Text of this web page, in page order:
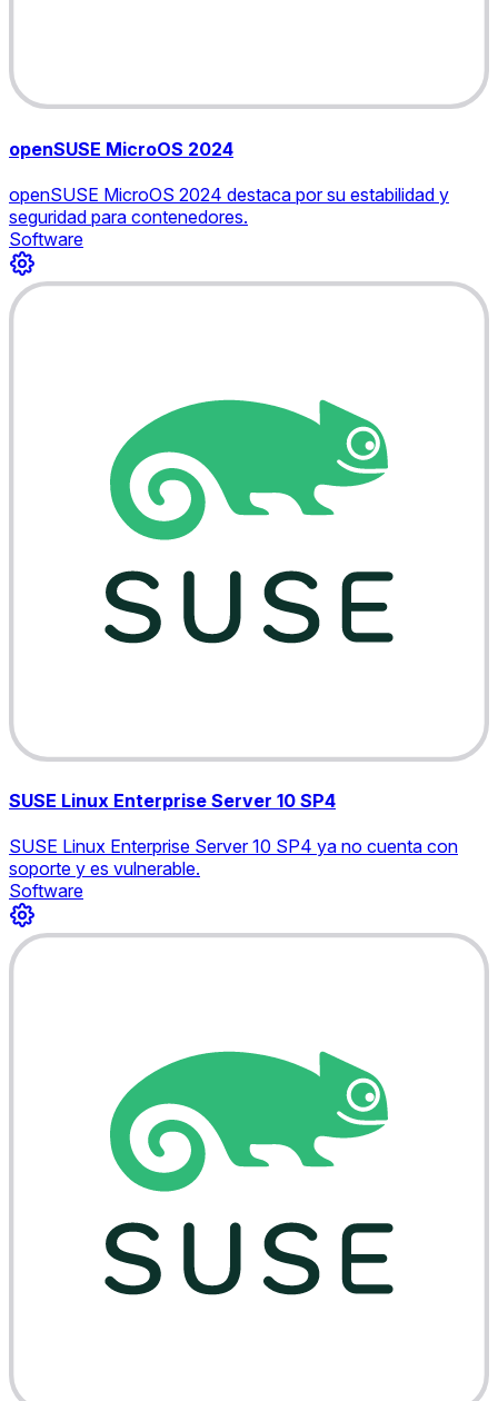
openSUSE MicroOS 2024
openSUSE MicroOS 2024 destaca por su estabilidad y
seguridad para contenedores.
Software
SUSE Linux Enterprise Server 10 SP4
SUSE Linux Enterprise Server 10 SP4 ya no cuenta con
soporte y es vulnerable.
Software